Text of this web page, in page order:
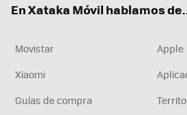
En Xataka Móvil hablamos
Movistar
Apple
Xiaomi
Guías de compra